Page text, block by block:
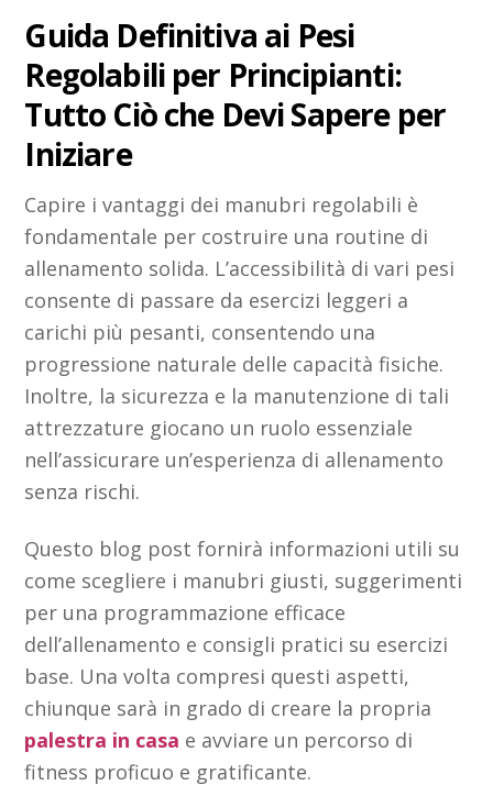
Guida Definitiva ai Pesi
Regolabili per Principianti:
Tutto Ciò che Devi Sapere per
Iniziare
Capire i vantaggi dei manubri regolabili è
fondamentale per costruire una routine di
allenamento solida. L’accessibilità di vari pesi
consente di passare da esercizi leggeri a
carichi più pesanti, consentendo una
progressione naturale delle capacità fisiche.
Inoltre, la sicurezza e la manutenzione di tali
attrezzature giocano un ruolo essenziale
nell’assicurare un’esperienza di allenamento
senza rischi.
Questo blog post fornirà informazioni utili su
come scegliere i manubri giusti, suggerimenti
per una programmazione efficace
dell’allenamento e consigli pratici su esercizi
base. Una volta compresi questi aspetti,
chiunque sarà in grado di creare la propria
palestra in casa e avviare un percorso di
fitness proficuo e gratificante.